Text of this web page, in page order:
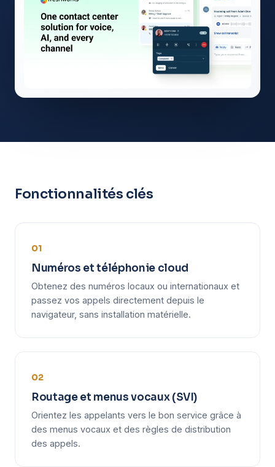
Fonctionnalités clés
01
Numéros et téléphonie cloud
Obtenez des numéros locaux ou internationaux et
passez vos appels directement depuis le
navigateur, sans installation matérielle.
02
Routage et menus vocaux (SVI)
Orientez les appelants vers le bon service grâce à
des menus vocaux et des règles de distribution
des appels.